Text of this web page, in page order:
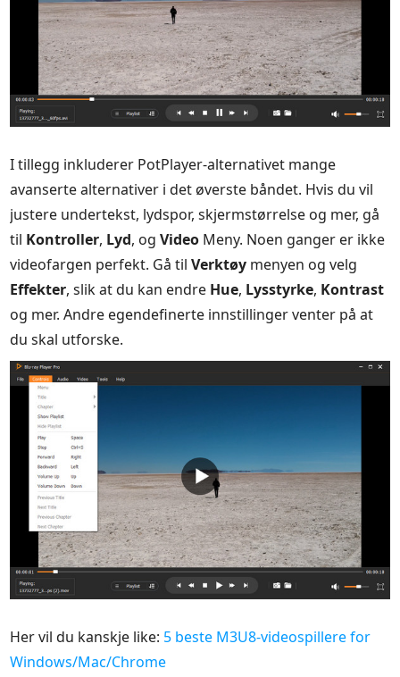
I tillegg inkluderer PotPlayer-alternativet mange
avanserte alternativer i det øverste båndet. Hvis du vil
justere undertekst, lydspor, skjermstørrelse og mer, gå
til Kontroller, Lyd, ogVideo Meny. Noen ganger er ikke
videofargen perfekt. Gå tilVerktøy menyen og velg
Effekter, slik at du kan endre Hue, Lysstyrke, Kontrast
og mer. Andre egendefinerte innstillinger venter på at
du skal utforske.
Her vil du kanskje like: 5 beste M3U8-videospillere for
Windows/Mac/Chrome